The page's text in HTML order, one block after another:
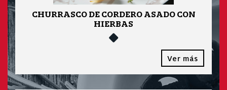
CHURRASCO DE CORDERO ASADO CON
HIERBAS
Ver más